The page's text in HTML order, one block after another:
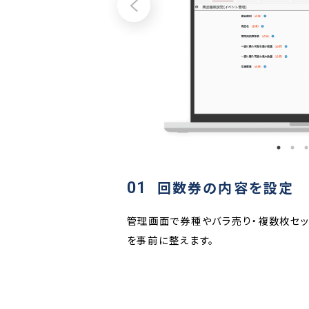
01 回数券の内容を設定
管理画面で券種やバラ売り・複数枚セ
を事前に整えます。